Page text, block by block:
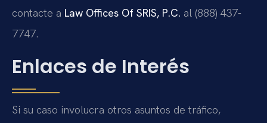
contacte a Law Offices Of SRIS, P.C. al (888) 437-
7747.
Enlaces de Interés
Si su caso involucra otros asuntos de tráfico,